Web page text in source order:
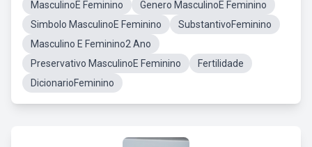
MasculinoE Feminino
Genero MasculinoE Feminino
Simbolo MasculinoE Feminino
SubstantivoFeminino
Masculino E Feminino2 Ano
Preservativo MasculinoE Feminino
Fertilidade
DicionarioFeminino